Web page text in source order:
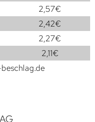
2,57€
2,42€
2,27€
2,11€